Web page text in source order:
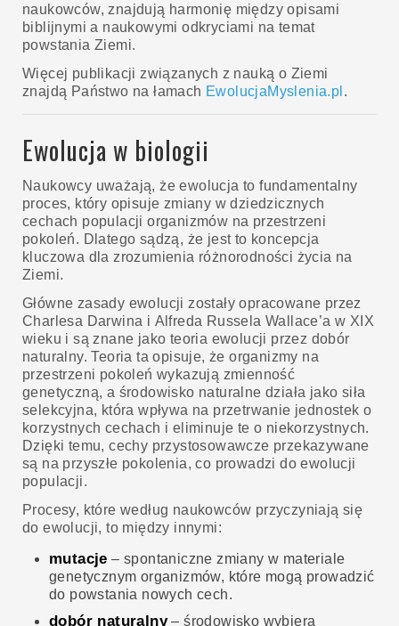
naukowców, znajdują harmonię między opisami
biblijnymi a naukowymi odkryciami na temat
powstania Ziemi.
Więcej publikacji związanych z nauką o Ziemi
znajdą Państwo na łamach EwolucjaMyslenia.pl .
Ewolucja w biologii
Naukowcy uważają, że ewolucja to fundamentalny
proces, który opisuje zmiany w dziedzicznych
cechach populacji organizmów na przestrzeni
pokoleń. Dlatego sądzą, że jest to koncepcja
kluczowa dla zrozumienia różnorodności życia na
Ziemi.
Główne zasady ewolucji zostały opracowane przez
Charlesa Darwina i Alfreda Russela Wallace’a w XIX
wieku i są znane jako teoria ewolucji przez dobór
naturalny. Teoria ta opisuje, że organizmy na
przestrzeni pokoleń wykazują zmienność
genetyczną, a środowisko naturalne działa jako siła
selekcyjna, która wpływa na przetrwanie jednostek o
korzystnych cechach i eliminuje te o niekorzystnych.
Dzięki temu, cechy przystosowawcze przekazywane
są na przyszłe pokolenia, co prowadzi do ewolucji
populacji.
Procesy, które według naukowców przyczyniają się
do ewolucji, to między innymi:
mutacje – spontaniczne zmiany w materiale
genetycznym organizmów, które mogą prowadzić
do powstania nowych cech.
dobór naturalny– środowisko wybiera